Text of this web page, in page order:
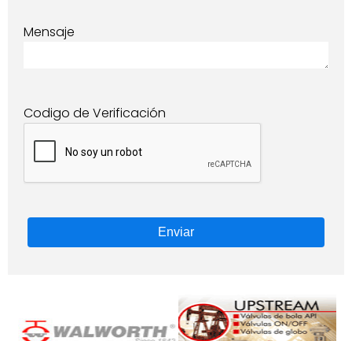
Mensaje
Codigo de Verificación
Enviar